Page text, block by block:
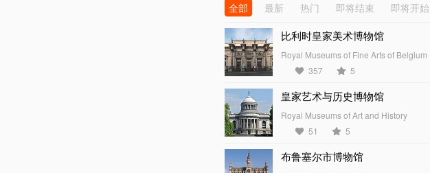
全部 最新 热门 即将结束 即将开始
比利时皇家美术博物馆
Royal Museums of Fine Arts of Belgium
357
5
皇家艺术与历史博物馆
Royal Museums of Art and History
51
5
布鲁塞尔市博物馆